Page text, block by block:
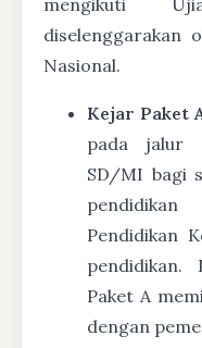
mengikuti
diselenggarakan
Nasional.
Kejar Paket
pada jalur
SD/MI bagi
Pendidikan
pendidikan.
Paket A
dengan